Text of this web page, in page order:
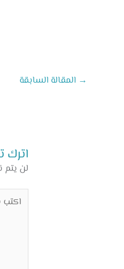
→ المقالة السابقة
اترك
لن يتم
اكتب
هنا...